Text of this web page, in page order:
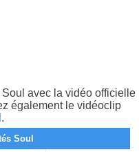
avec la vidéo officielle
également le vidéoclip
.
Soul